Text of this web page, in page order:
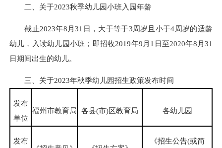
二、关于2023秋季幼儿园小班入园年龄
截止2023年8月31日，大于等于3周岁且小于4周岁的适龄
幼儿，入读幼儿园小班；即招收2019年9月1日至2020年8月31
日期间出生的幼儿。
三、关于2023年秋季幼儿园招生政策发布时间
发布
单位
福州市教育局 各县(市)区教育局 各幼儿园
发布
《招生公告(或简